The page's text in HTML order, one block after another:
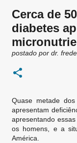
Cerca de
diabetes
postado por dr.
Quase metade
apresentam
apresentando
os homens, e a
América.